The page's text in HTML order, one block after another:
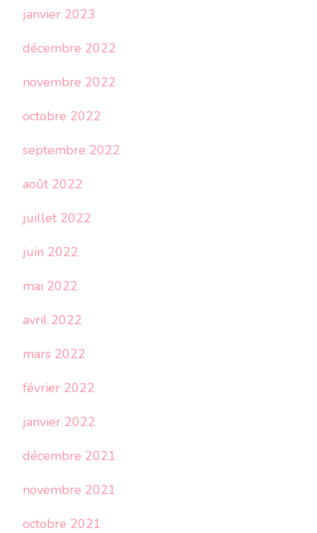
janvier 2023
décembre 2022
novembre 2022
octobre 2022
septembre 2022
août 2022
juillet 2022
juin 2022
mai 2022
avril 2022
mars 2022
février 2022
janvier 2022
décembre 2021
novembre 2021
octobre 2021